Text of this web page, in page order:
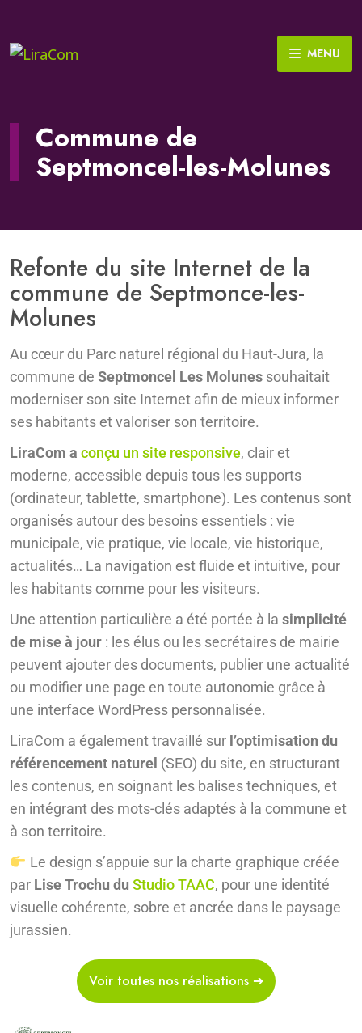
MENU
Commune de
Septmoncel-les-Molunes
Refonte du site Internet de la
commune de Septmonce-les-
Molunes
Au cœur du Parc naturel régional du Haut-Jura, la
commune de Septmoncel Les Molunes souhaitait
moderniser son site Internet afin de mieux informer
ses habitants et valoriser son territoire.
LiraCom a conçu un site responsive, clair et
moderne, accessible depuis tous les supports
(ordinateur, tablette, smartphone). Les contenus sont
organisés autour des besoins essentiels : vie
municipale, vie pratique, vie locale, vie historique,
actualités… La navigation est fluide et intuitive, pour
les habitants comme pour les visiteurs.
Une attention particulière a été portée à la simplicité
de mise à jour : les élus ou les secrétaires de mairie
peuvent ajouter des documents, publier une actualité
ou modifier une page en toute autonomie grâce à
une interface WordPress personnalisée.
LiraCom a également travaillé sur l’optimisation du
référencement naturel (SEO) du site, en structurant
les contenus, en soignant les balises techniques, et
en intégrant des mots-clés adaptés à la commune et
à son territoire.
Le design s’appuie sur la charte graphique créée
par Lise Trochu du Studio TAAC, pour une identité
visuelle cohérente, sobre et ancrée dans le paysage
jurassien.
Voir toutes nos réalisations ➔